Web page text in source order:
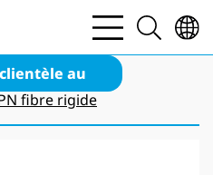
bars
light
search
light
au
fibre rigide